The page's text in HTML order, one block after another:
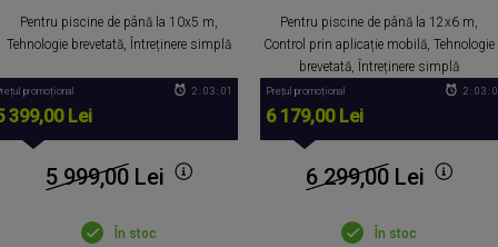
Pentru piscine de până la 10x5 m,
Tehnologie brevetată, Întreținere simplă
promoțional
399,00 Lei
2 : 03 : 00
5 999,00Lei
În stoc
Pentru piscine de până la 12x6 m,
Control prin aplicație mobilă, Tehnologie
brevetată, Întreținere simplă
Prețul promoțional
6 179,00 Lei
2 : 03 :
6 299,00Lei
În stoc